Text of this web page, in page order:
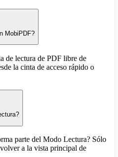
MobiPDF?
de lectura de PDF libre de
la cinta de acceso rápido o
parte del Modo Lectura? Sólo
a la vista principal de